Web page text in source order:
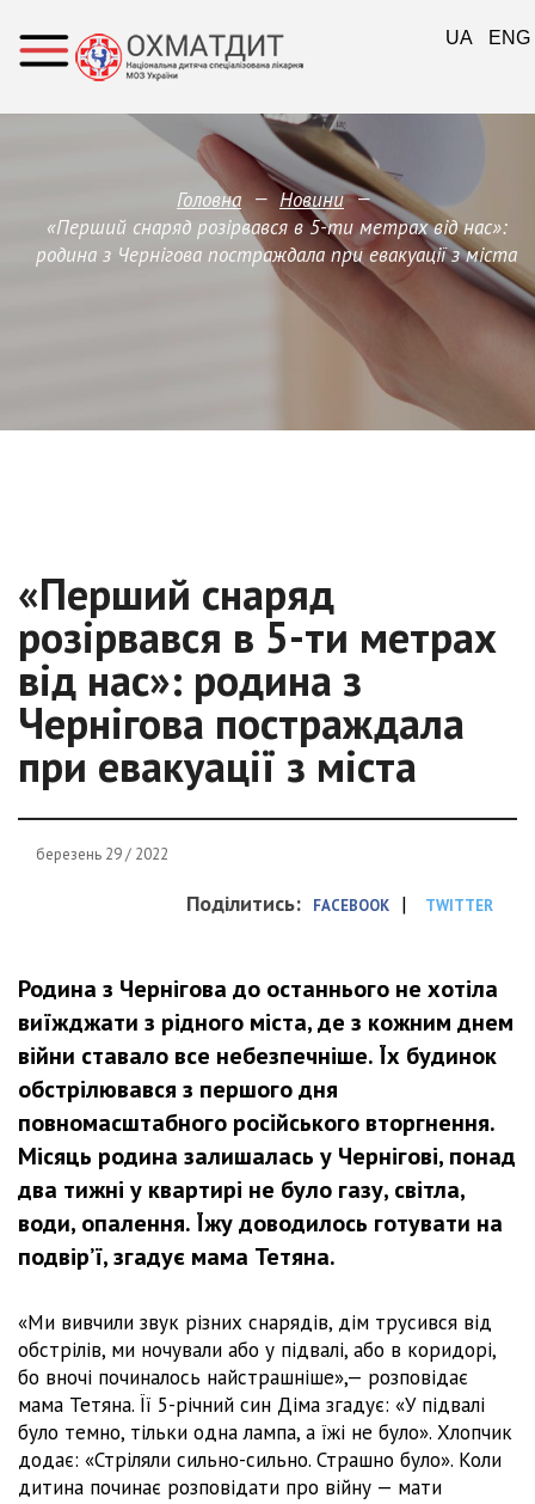
Головна — Новини —
«Перший снаряд розірвався в 5-ти метрах від нас»:
родина з Чернігова постраждала при евакуації з міста
«Перший снаряд
розірвався в 5-ти метрах
від нас»: родина з
Чернігова постраждала
при евакуації з міста
березень 29 / 2022
Поділитись: FACEBOOK | TWITTER
Родина з Чернігова до останнього не хотіла
виїжджати з рідного міста, де з кожним днем
війни ставало все небезпечніше. Їх будинок
обстрілювався з першого дня
повномасштабного російського вторгнення.
Місяць родина залишалась у Чернігові, понад
два тижні у квартирі не було газу, світла,
води, опалення. Їжу доводилось готувати на
подвір’ї, згадує мама Тетяна.
«Ми вивчили звук різних снарядів, дім трусився від
обстрілів, ми ночували або у підвалі, або в коридорі,
бо вночі починалось найстрашніше»,— розповідає
мама Тетяна. Її 5-річний син Діма згадує: «У підвалі
було темно, тільки одна лампа, а їжі не було». Хлопчик
додає: «Стріляли сильно-сильно. Страшно було». Коли
дитина починає розповідати про війну — мати
UA ENG